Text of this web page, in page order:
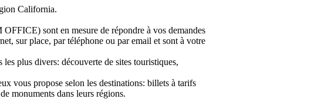
California.
sont en mesure de répondre à vos demandes
sur place, par téléphone ou par email et sont à votre
plus divers: découverte de sites touristiques,
vous propose selon les destinations: billets à tarifs
monuments dans leurs régions.